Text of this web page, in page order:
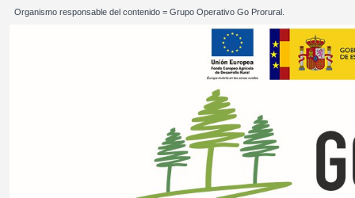
Organismo responsable del contenido = Grupo Operativo Go Prorural.